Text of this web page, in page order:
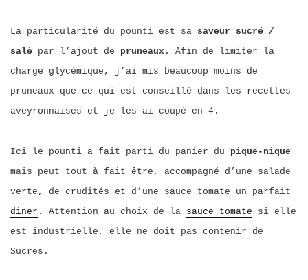
La particularité du pounti est sa saveur sucré /
salé par l’ajout de pruneaux . Afin de limiter la
charge glycémique, j’ai mis beaucoup moins de
pruneaux que ce qui est conseillé dans les recettes
aveyronnaises et je les ai coupé en 4.
Ici le pounti a fait parti du panier du pique-nique
mais peut tout à fait être, accompagné d’une salade
verte, de crudités et d’une sauce tomate un parfait
diner . Attention au choix de la sauce tomate si elle
est industrielle, elle ne doit pas contenir de
Sucres.